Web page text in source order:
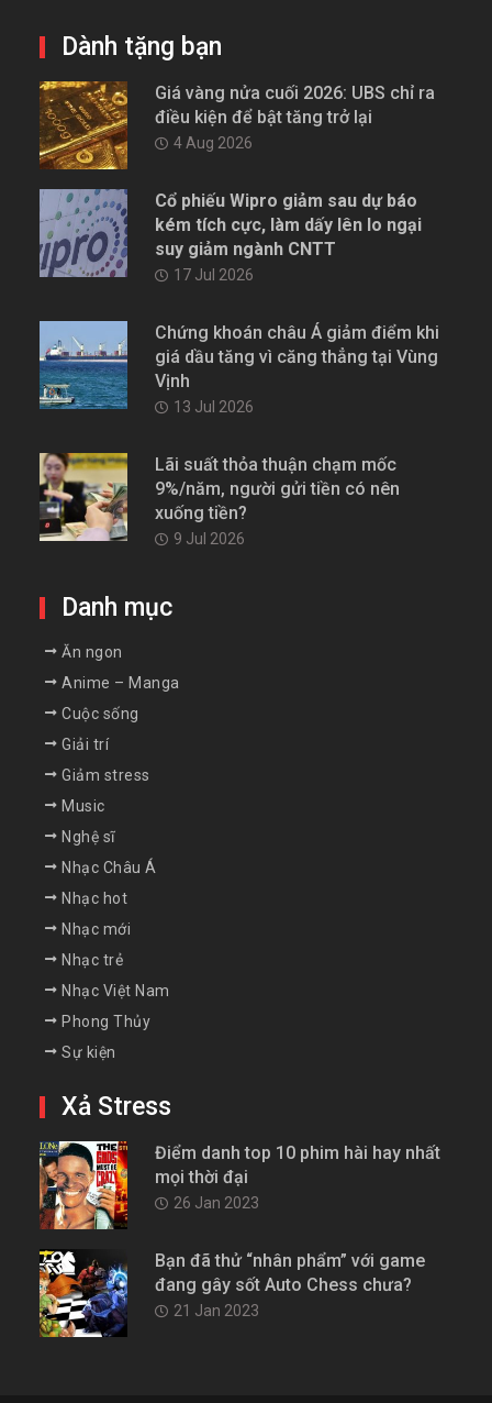
Dành tặng bạn
Giá vàng nửa cuối 2026: UBS chỉ ra
điều kiện để bật tăng trở lại
4 Aug 2026
Cổ phiếu Wipro giảm sau dự báo
kém tích cực, làm dấy lên lo ngại
suy giảm ngành CNTT
17 Jul 2026
Chứng khoán châu Á giảm điểm khi
giá dầu tăng vì căng thẳng tại Vùng
Vịnh
13 Jul 2026
Lãi suất thỏa thuận chạm mốc
9%/năm, người gửi tiền có nên
xuống tiền?
9 Jul 2026
Danh mục
Ăn ngon
Anime – Manga
Cuộc sống
Giải trí
Giảm stress
Music
Nghệ sĩ
Nhạc Châu Á
Nhạc hot
Nhạc mới
Nhạc trẻ
Nhạc Việt Nam
Phong Thủy
Sự kiện
Xả Stress
Điểm danh top 10 phim hài hay nhất
mọi thời đại
26 Jan 2023
Bạn đã thử “nhân phẩm” với game
đang gây sốt Auto Chess chưa?
21 Jan 2023